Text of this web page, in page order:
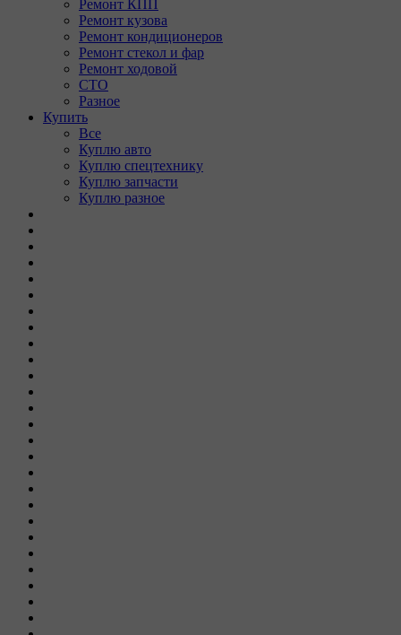
Ремонт КПП
Ремонт кузова
Ремонт кондиционеров
Ремонт стекол и фар
Ремонт ходовой
СТО
Разное
Купить
Все
Куплю авто
Куплю спецтехнику
Куплю запчасти
Куплю разное